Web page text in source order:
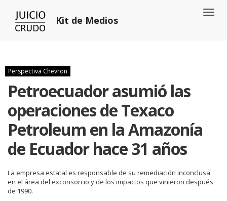
Kit de Medios
Perspectiva Chevron
Petroecuador asumió las
operaciones de Texaco
Petroleum en la Amazonía
de Ecuador hace 31 años
La empresa estatal es responsable de su remediación inconclusa
en el área del exconsorcio y de los impactos que vinieron después
de 1990.